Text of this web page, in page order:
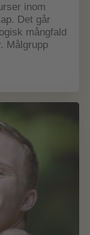
inom
Det går
mångfald
Målgrupp